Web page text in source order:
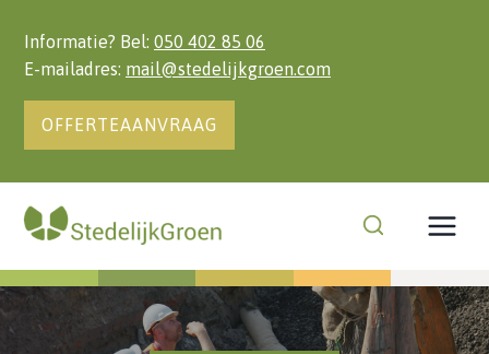
naar
inhoud
Informatie? Bel: 050 402 85 06
E-mailadres: mail@stedelijkgroen.com
OFFERTEAANVRAAG